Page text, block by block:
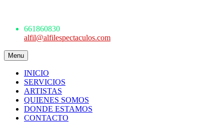
661860830
alfil@alfilespectaculos.com
Menu
INICIO
SERVICIOS
ARTISTAS
QUIENES SOMOS
DONDE ESTAMOS
CONTACTO